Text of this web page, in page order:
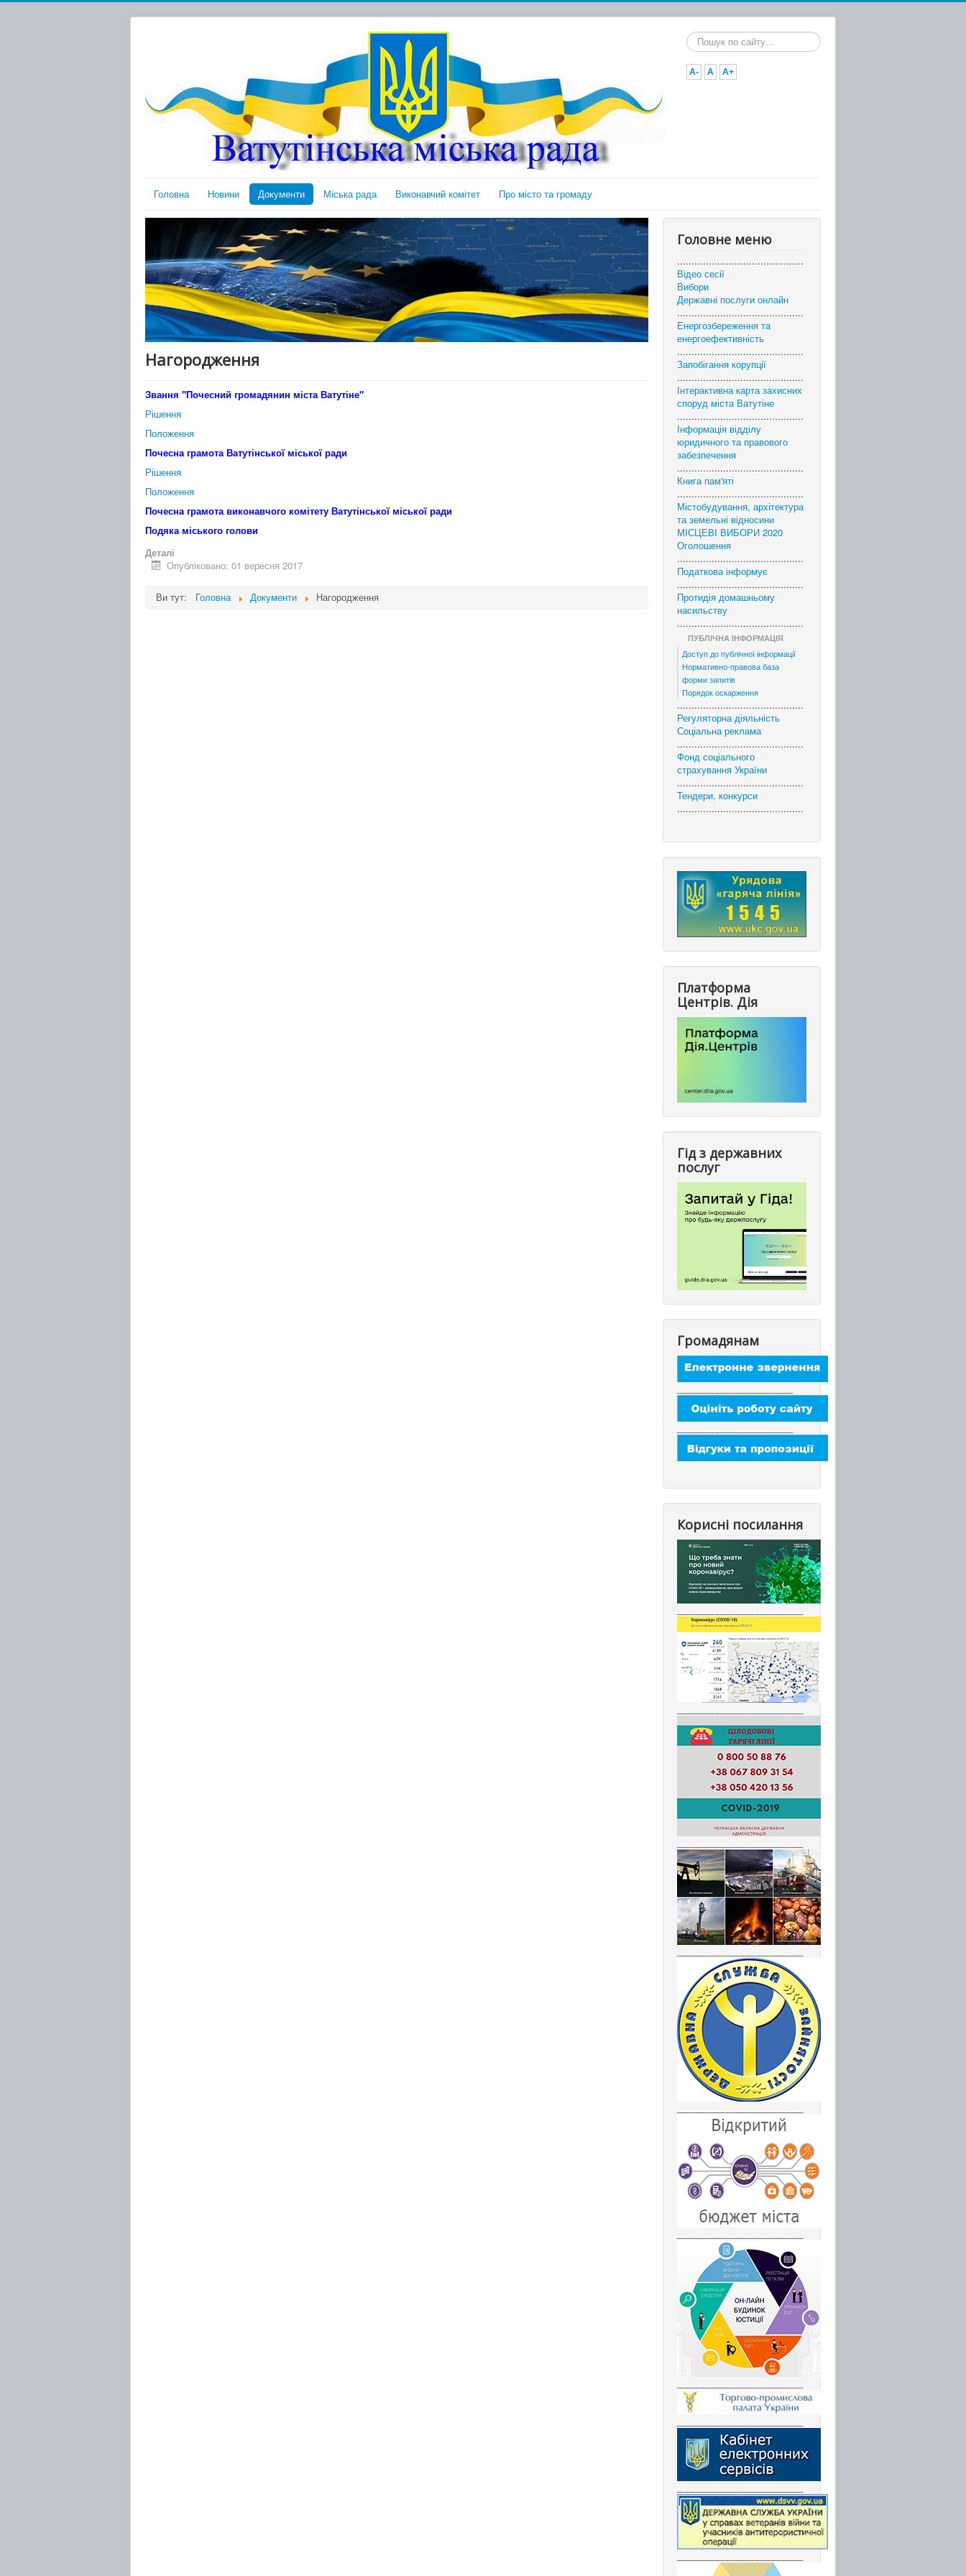
Пошук...
A- A A+
Головна Новини Документи Міська рада Виконавчий комітет Про місто та громаду
Нагородження
Звання "Почесний громадянин міста Ватутіне"
Рішення
Положення
Почесна грамота Ватутінської міської ради
Рішення
Положення
Почесна грамота виконавчого комітету Ватутінської міської ради
Подяка міського голови
Деталі
Опубліковано: 01 вересня 2017
Ви тут: Головна Документи Нагородження
Головне меню
............................................
Відео сесії
Вибори
Державні послуги онлайн
............................................
Енергозбереження та
енергоефективність
............................................
Запобігання корупції
............................................
Інтерактивна карта захисних
споруд міста Ватутіне
............................................
Інформація відділу
юридичного та правового
забезпечення
............................................
Книга пам'яті
............................................
Містобудування, архітектура
та земельні відносини
МІСЦЕВІ ВИБОРИ 2020
Оголошення
............................................
Податкова інформує
............................................
Протидія домашньому
насильству
............................................
ПУБЛІЧНА ІНФОРМАЦІЯ
Доступ до публічної інформації
Нормативно-правова база
форми запитів
Порядок оскарження
............................................
Регуляторна діяльність
Соціальна реклама
............................................
Фонд соціального
страхування України
............................................
Тендери, конкурси
............................................
Платформа
Центрів. Дія
Гід з державних
послуг
Громадянам
Корисні посилання